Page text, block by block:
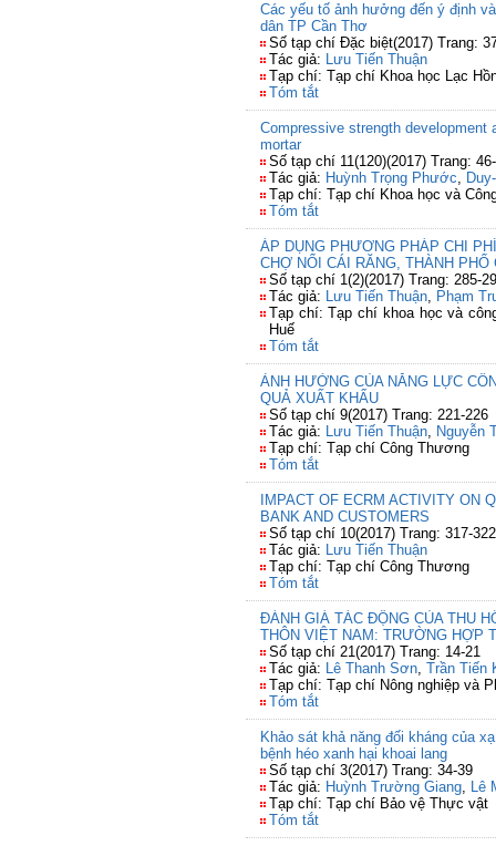
Các yếu tố ảnh hưởng đến ý định
dân TP Cần Thơ
Số tạp chí Đặc biệt(2017) Trang:
Tác giả: Lưu Tiến Thuận
Tạp chí: Tạp chí Khoa học Lạc
Tóm tắt
Compressive strength
mortar
Số tạp chí 11(120)(2017) Trang:
Tác giả: Huỳnh Trọng Phước,
Tạp chí: Tạp chí Khoa học và
Tóm tắt
ÁP DỤNG PHƯƠNG PHÁP CHI
CHỢ NỔI CÁI RĂNG, THÀNH PHỐ
Số tạp chí 1(2)(2017) Trang: 285-
Tác giả: Lưu Tiến Thuận, Phạm
Tạp chí: Tạp chí khoa học và
Huế
Tóm tắt
ẢNH HƯỞNG CỦA NĂNG LỰC
QUẢ XUẤT KHẨU
Số tạp chí 9(2017) Trang: 221-226
Tác giả: Lưu Tiến Thuận, Nguyễn
Tạp chí: Tạp chí Công Thương
Tóm tắt
IMPACT OF ECRM ACTIVITY ON
BANK AND CUSTOMERS
Số tạp chí 10(2017) Trang: 317-322
Tác giả: Lưu Tiến Thuận
Tạp chí: Tạp chí Công Thương
Tóm tắt
ĐÁNH GIÁ TÁC ĐỘNG CỦA THU
THÔN VIỆT NAM: TRƯỜNG HỢP
Số tạp chí 21(2017) Trang: 14-21
Tác giả: Lê Thanh Sơn, Trần Tiến
Tạp chí: Tạp chí Nông nghiệp và
Tóm tắt
Khảo sát khả năng đối kháng của
bệnh héo xanh hại khoai lang
Số tạp chí 3(2017) Trang: 34-39
Tác giả: Huỳnh Trường Giang, Lê
Tạp chí: Tạp chí Bảo vệ Thực vật
Tóm tắt